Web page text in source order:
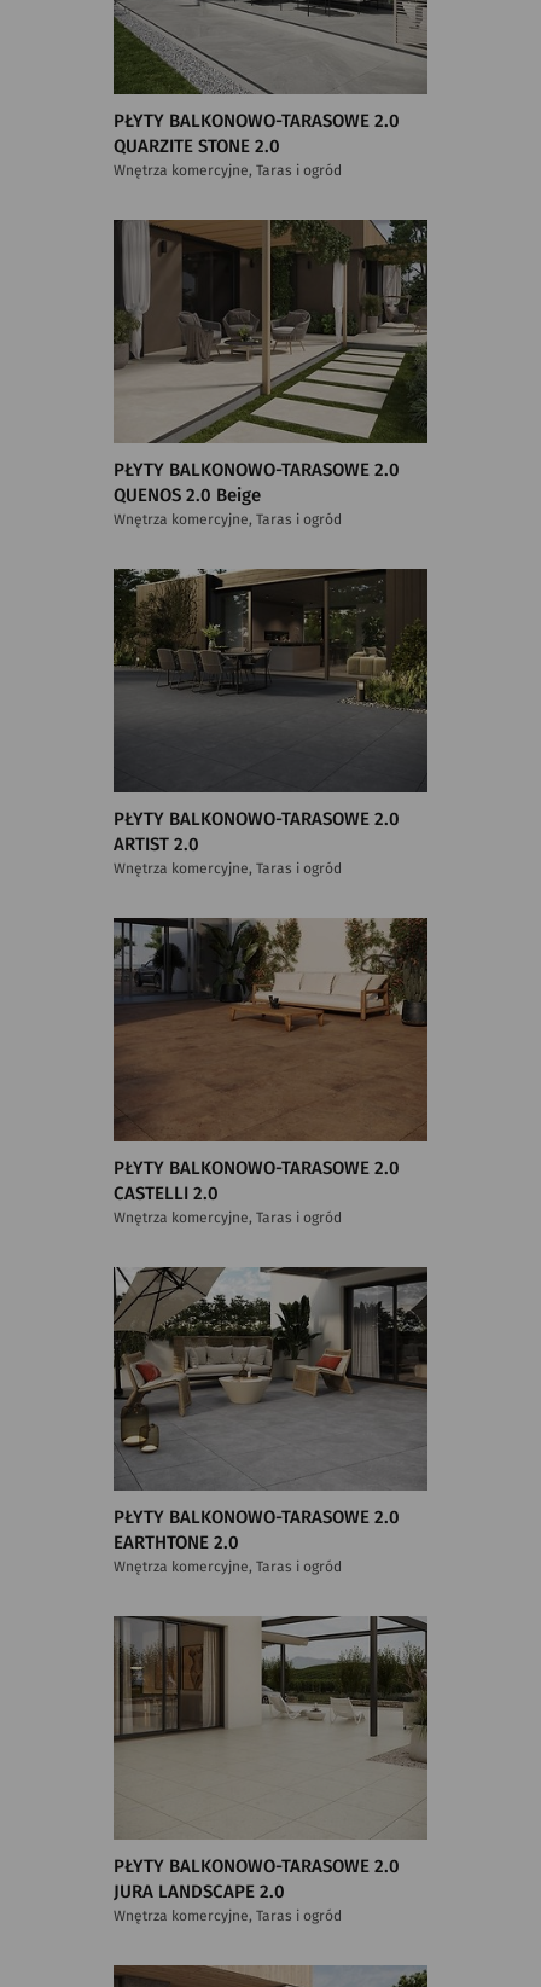
PŁYTY BALKONOWO-TARASOWE 2.0
QUARZITE STONE 2.0
Wnętrza komercyjne, Taras i ogród
PŁYTY BALKONOWO-TARASOWE 2.0
QUENOS 2.0 Beige
Wnętrza komercyjne, Taras i ogród
PŁYTY BALKONOWO-TARASOWE 2.0
ARTIST 2.0
Wnętrza komercyjne, Taras i ogród
PŁYTY BALKONOWO-TARASOWE 2.0
CASTELLI 2.0
Wnętrza komercyjne, Taras i ogród
PŁYTY BALKONOWO-TARASOWE 2.0
EARTHTONE 2.0
Wnętrza komercyjne, Taras i ogród
PŁYTY BALKONOWO-TARASOWE 2.0
JURA LANDSCAPE 2.0
Wnętrza komercyjne, Taras i ogród